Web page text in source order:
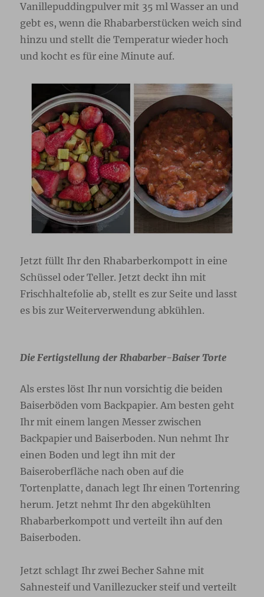
Vanillepuddingpulver mit 35 ml Wasser an und
gebt es, wenn die Rhabarberstücken weich sind
hinzu und stellt die Temperatur wieder hoch
und kocht es für eine Minute auf.
Jetzt füllt Ihr den Rhabarberkompott in eine
Schüssel oder Teller. Jetzt deckt ihn mit
Frischhaltefolie ab, stellt es zur Seite und lasst
es bis zur Weiterverwendung abkühlen.
Die Fertigstellung der Rhabarber-Baiser Torte
Als erstes löst Ihr nun vorsichtig die beiden
Baiserböden vom Backpapier. Am besten geht
Ihr mit einem langen Messer zwischen
Backpapier und Baiserboden. Nun nehmt Ihr
einen Boden und legt ihn mit der
Baiseroberfläche nach oben auf die
Tortenplatte, danach legt Ihr einen Tortenring
herum. Jetzt nehmt Ihr den abgekühlten
Rhabarberkompott und verteilt ihn auf den
Baiserboden.
Jetzt schlagt Ihr zwei Becher Sahne mit
Sahnesteif und Vanillezucker steif und verteilt